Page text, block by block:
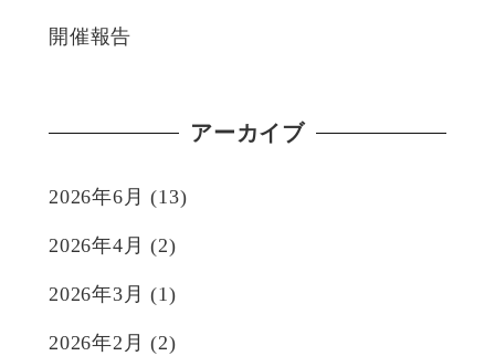
開催報告
アーカイブ
2026年6月 (13)
2026年4月 (2)
2026年3月 (1)
2026年2月 (2)